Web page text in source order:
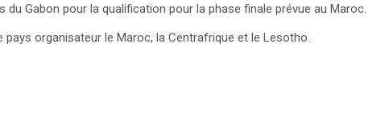
Gabon pour la qualification pour la phase finale prévue au Maroc.
organisateur le Maroc, la Centrafrique et le Lesotho.